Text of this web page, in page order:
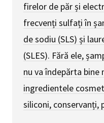
firelor de păr și
frecvenți sulfați în
de sodiu (SLS) și
(SLES). Fără ele,
nu va îndepărta bine
ingredientele
siliconi, conservanți,